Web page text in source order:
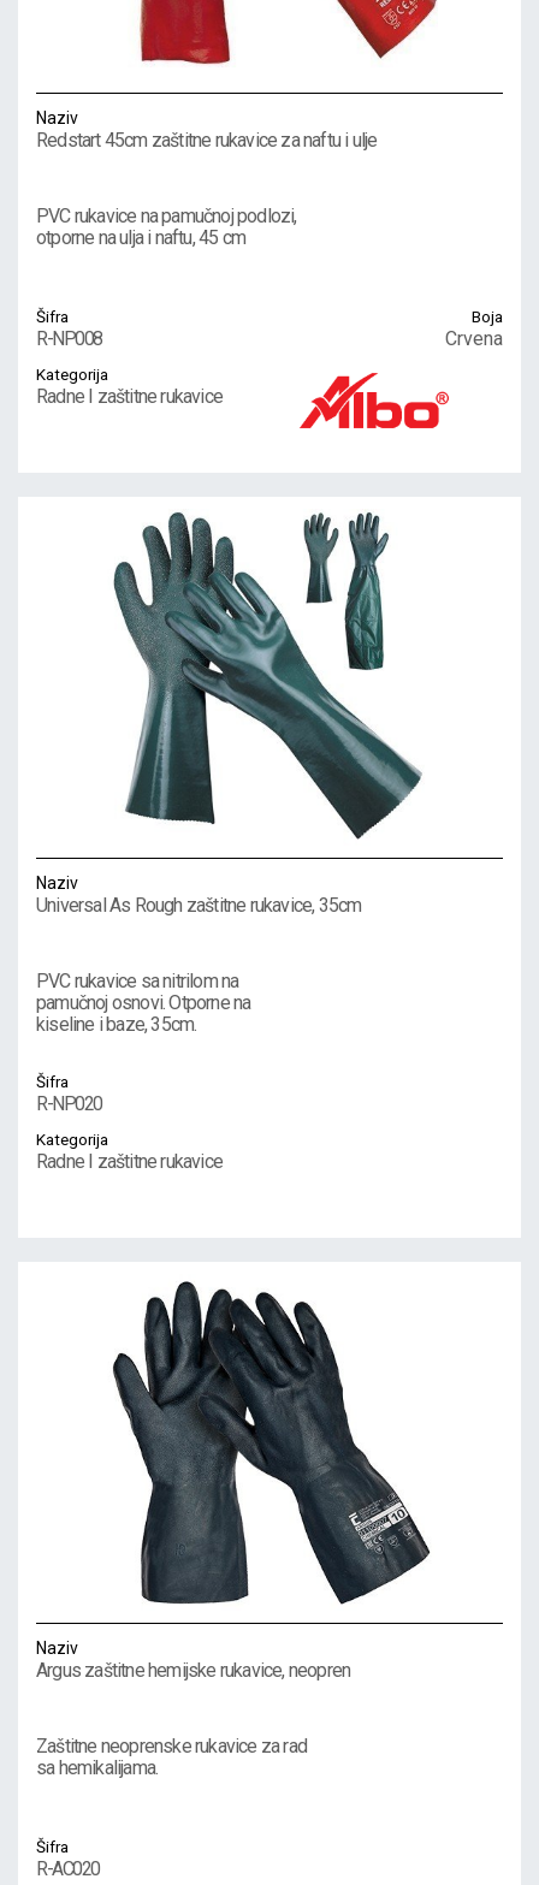
Naziv
Redstart 45cm zaštitne rukavice za naftu i ulje
PVC rukavice na pamučnoj podlozi,
otporne na ulja i naftu, 45 cm
Šifra
R-NP008
Boja
Crvena
Kategorija
Radne I zaštitne rukavice
Naziv
Universal As Rough zaštitne rukavice, 35cm
PVC rukavice sa nitrilom na
pamučnoj osnovi. Otporne na
kiseline i baze, 35cm.
Šifra
R-NP020
Kategorija
Radne I zaštitne rukavice
Naziv
Argus zaštitne hemijske rukavice, neopren
Zaštitne neoprenske rukavice za rad
sa hemikalijama.
Šifra
R-AC020